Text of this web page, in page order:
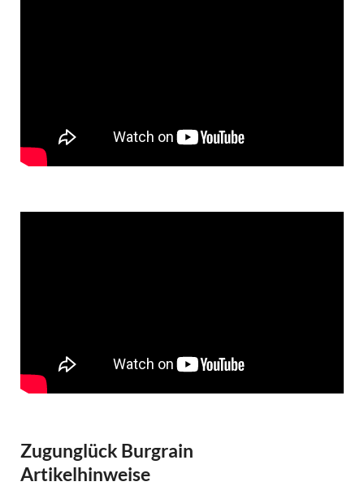
Zugunglück Burgrain
Artikelhinweise